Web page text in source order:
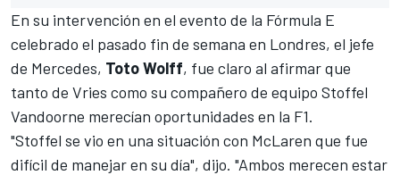
En su intervención en el evento de la Fórmula E
celebrado el pasado fin de semana en Londres, el jefe
de Mercedes, TotoWolff, fue claro al afirmar que
tanto de Vries como su compañero de equipo Stoffel
Vandoorne merecían oportunidades en la F1.
"Stoffel se vio en una situación con McLaren que fue
difícil de manejar en su día", dijo. "Ambos merecen estar